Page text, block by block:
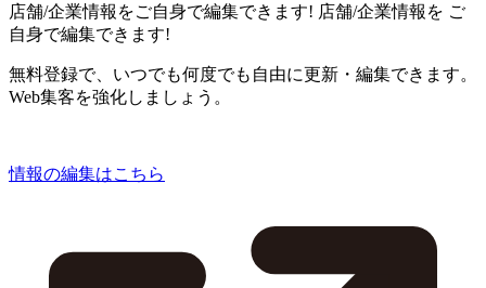
店舗/企業情報をご自身で編集できます! 店舗/企業情報を ご
自身で編集できます!
無料登録で、いつでも何度でも自由に更新・編集できます。
Web集客を強化しましょう。
情報の編集はこちら